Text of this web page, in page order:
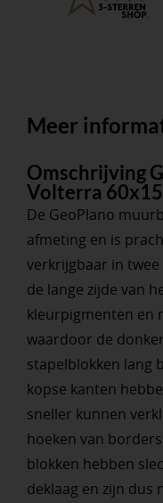
Meer
Omschrijving
Volterra
De GeoPlano
afmeting en is
verkrijgbaar in twee
de lange zijde van
kleurpigmenten en
waardoor de
stapelblokken lang
kopse kanten
sneller kunnen
hoeken van
blokken hebben
deklaag en zijn dus